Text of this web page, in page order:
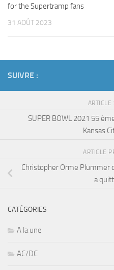
for the Supertramp fans
31 AOÛT 2023
SUIVRE :
ARTICLE
SUPER BOWL 2021 55
Kansas
ARTICLE
Christopher Orme Plummer
a
CATÉGORIES
A la une
AC/DC